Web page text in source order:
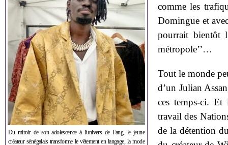
Du miroir de son adolescence à l'univers de Fang, le jeune
créateur sénégalais transforme le vêtement en langage, la mode
comme les
Domingue et
pourrait bientôt
métropole’’…
Tout le monde
d’un Julian
ces temps-ci. Et
travail des
de la détention